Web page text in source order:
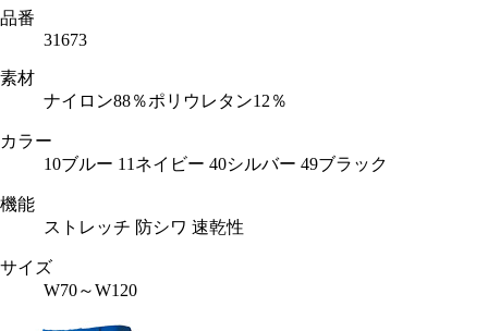
品番
31673
素材
ナイロン88％ポリウレタン12％
カラー
10ブルー 11ネイビー 40シルバー 49ブラック
機能
ストレッチ 防シワ 速乾性
サイズ
W70～W120